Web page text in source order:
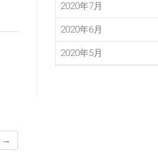
→
2020年7月
2020年6月
2020年5月